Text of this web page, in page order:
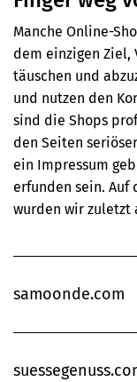
Manche Online-
dem einzigen Ziel,
täuschen und
und nutzen den
sind die Shops
den Seiten
ein Impressum
erfunden sein. Auf
wurden wir zuletzt
samoonde.com